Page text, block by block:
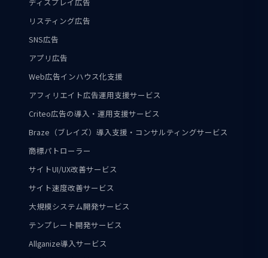
リスティング広告
SNS広告
アプリ広告
Web広告インハウス化支援
アフィリエイト広告運用支援サービス
Criteo広告の導入・運用支援サービス
Braze（ブレイズ）導入支援・コンサルティングサービス
商標パトローラー
サイトUI/UX改善サービス
サイト速度改善サービス
大規模システム開発サービス
テンプレート開発サービス
Allganize導入サービス